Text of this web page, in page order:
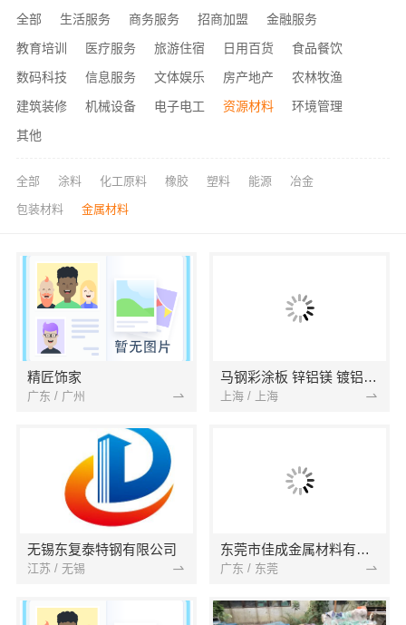
全部 生活服务 商务服务 招商加盟
金融服务
教育培训
医疗服务 旅游住宿 日用百货
食品餐饮
数码科技
信息服务 文体娱乐 房产地产
农林牧渔
建筑装修
机械设备 电子电工 资源材料
环境管理
其他
全部 涂料 化工原料 橡胶 塑料 能源 冶金
包装材料 金属材料
精匠饰家
广东 / 广州
马钢彩涂板 锌铝镁 镀铝锌 镀锌卷 铝镁锌 镀铝卷
上海 / 上海
无锡东复泰特钢有限公司
江苏 / 无锡
东莞市佳成金属材料有限公司
广东 / 东莞